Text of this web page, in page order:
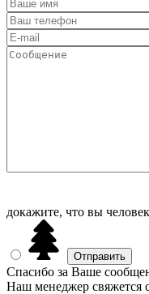
докажите, что вы
Спасибо за Ваше
Наш менеджер свяжется